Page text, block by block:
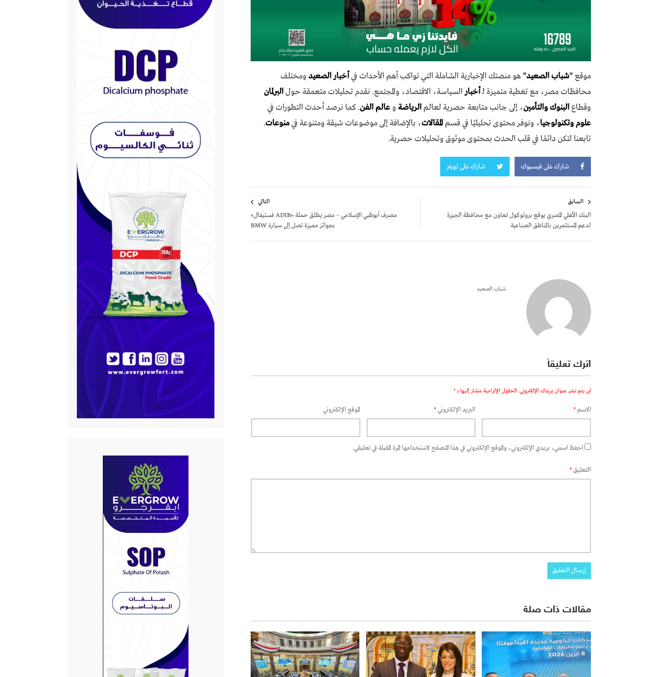
موقع"شباب الصعيد" هو منصتك الإخبارية الشاملة التي تواكب أهم الأحداث فيأخبار الصعيد ومختلف
محافظات مصر، مع تغطية متميزة لـأخبارالسياسة، الاقتصاد، والمجتمع. نقدم تحليلات متعمقة حولالبرلمان
وقطاعالبنوك والتأمين، إلى جانب متابعة حصرية لعالمالرياضة و عالم الفن. كما نرصد أحدث التطورات في
علوم وتكنولوجيا، ونوفر محتوى تحليليًا في قسمالمقالات، بالإضافة إلى موضوعات شيقة ومتنوعة فيمنوعات.
تابعنا لتكن دائمًا في قلب الحدث بمحتوى موثوق وتحليلات حصرية.
شارك على فيسبوك شارك على تويتر
المقالات
السابق
البنك الأهلي المصري يوقع بروتوكول تعاون مع محافظة الجيزة
لدعم المستثمرين بالمناطق الصناعية
التالي
مصرف أبوظبي الإسلامي – مصر يطلق حملة «ADIB فستيفال»
بجوائز مميزة تصل إلى سيارة BMW
شباب الصعيد
اترك تعليقاً
لن يتم نشر عنوان بريدك الإلكتروني. الحقول الإلزامية مشار إليها بـ *
الاسم* البريد الإلكتروني* الموقع الإلكتروني
احفظ اسمي، بريدي الإلكتروني، والموقع الإلكتروني في هذا المتصفح لاستخدامها المرة المقبلة في تعليقي.
التعليق*
مقالات ذات صلة